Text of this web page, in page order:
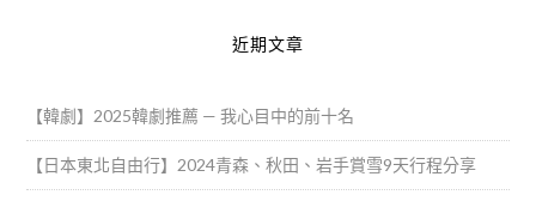
近期文章
【韓劇】2025韓劇推薦 — 我心目中的前十名
【日本東北自由行】2024青森、秋田、岩手賞雪9天行程分享